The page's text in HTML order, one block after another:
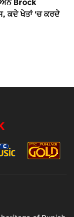
Brock
ਕਦੇ ਖੇਤਾਂ 'ਚ ਕਰਦੇ